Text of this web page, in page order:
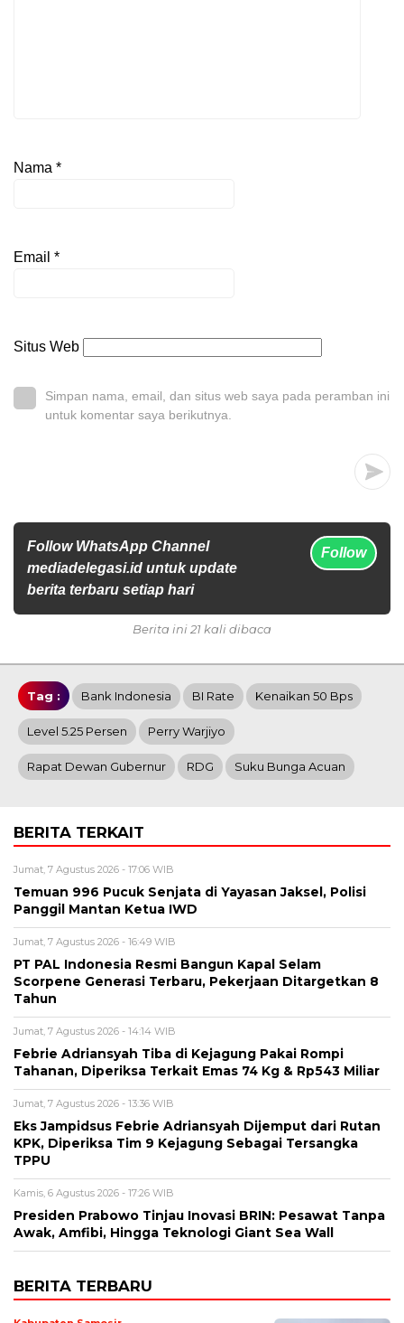
Nama *
Email *
Situs Web
Simpan nama, email, dan situs web saya pada peramban ini
untuk komentar saya berikutnya.
Follow WhatsApp Channel
mediadelegasi.id untuk update
berita terbaru setiap hari
Follow
Berita ini 21 kali dibaca
Tag : Bank Indonesia BI Rate Kenaikan 50 Bps
Level 5.25 Persen Perry Warjiyo
Rapat Dewan Gubernur RDG Suku Bunga Acuan
BERITA TERKAIT
Jumat, 7 Agustus 2026 - 17:06 WIB
Temuan 996 Pucuk Senjata di Yayasan Jaksel, Polisi
Panggil Mantan Ketua IWD
Jumat, 7 Agustus 2026 - 16:49 WIB
PT PAL Indonesia Resmi Bangun Kapal Selam
Scorpene Generasi Terbaru, Pekerjaan Ditargetkan 8
Tahun
Jumat, 7 Agustus 2026 - 14:14 WIB
Febrie Adriansyah Tiba di Kejagung Pakai Rompi
Tahanan, Diperiksa Terkait Emas 74 Kg & Rp543 Miliar
Jumat, 7 Agustus 2026 - 13:36 WIB
Eks Jampidsus Febrie Adriansyah Dijemput dari Rutan
KPK, Diperiksa Tim 9 Kejagung Sebagai Tersangka
TPPU
Kamis, 6 Agustus 2026 - 17:26 WIB
Presiden Prabowo Tinjau Inovasi BRIN: Pesawat Tanpa
Awak, Amfibi, Hingga Teknologi Giant Sea Wall
BERITA TERBARU